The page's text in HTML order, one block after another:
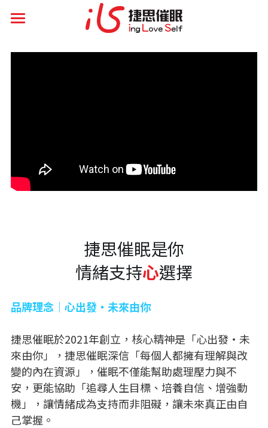
聯繫方式
捷思催眠是你
情緒支持心選擇
品牌理念｜心出發・未來由你
捷思催眠於2021年創立，核心精神是「心出發・未
來由你」，捷思催眠深信「每個人都擁有理解與改
變的內在資源」，催眠不僅能幫助處理壓力與不
安，更能協助「追尋人生目標、培養自信、增強動
機」，讓情緒成為支持而非阻礙，讓未來真正由自
己掌握。